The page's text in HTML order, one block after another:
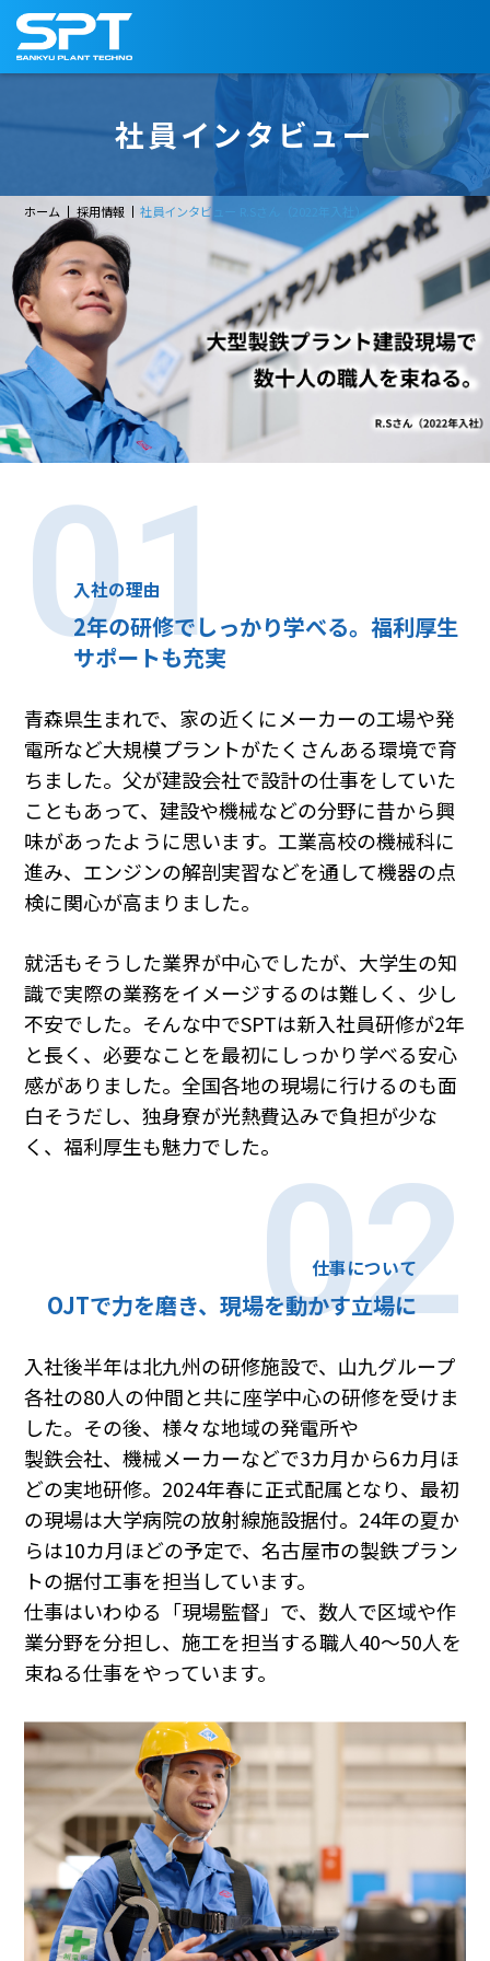
社員インタビュー
ホーム 採用情報 社員インタビュー R.Sさん（2022年入社）
01
入社の理由
2年の研修でしっかり学べる。福利厚生
サポートも充実
青森県生まれで、家の近くにメーカーの工場や発
電所など大規模プラントがたくさんある環境で育
ちました。父が建設会社で設計の仕事をしていた
こともあって、建設や機械などの分野に昔から興
味があったように思います。工業高校の機械科に
進み、エンジンの解剖実習などを通して機器の点
検に関心が高まりました。
就活もそうした業界が中心でしたが、大学生の知
識で実際の業務をイメージするのは難しく、少し
不安でした。そんな中でSPTは新入社員研修が2年
と長く、必要なことを最初にしっかり学べる安心
感がありました。全国各地の現場に行けるのも面
白そうだし、独身寮が光熱費込みで負担が少な
く、福利厚生も魅力でした。02
仕事について
OJTで力を磨き、現場を動かす立場に
入社後半年は北九州の研修施設で、山九グループ
各社の80人の仲間と共に座学中心の研修を受けま
した。その後、様々な地域の発電所や
製鉄会社、機械メーカーなどで3カ月から6カ月ほ
どの実地研修。2024年春に正式配属となり、最初
の現場は大学病院の放射線施設据付。24年の夏か
らは10カ月ほどの予定で、名古屋市の製鉄プラン
トの据付工事を担当しています。
仕事はいわゆる「現場監督」で、数人で区域や作
業分野を分担し、施工を担当する職人40〜50人を
束ねる仕事をやっています。